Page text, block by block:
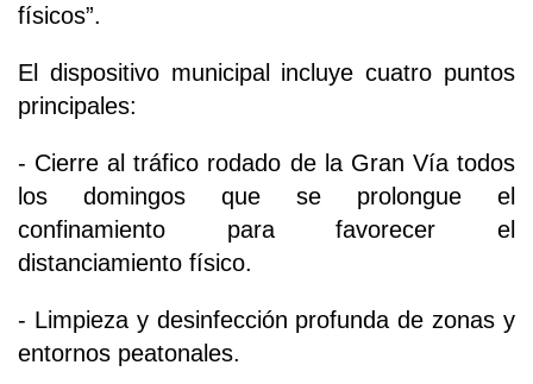
físicos”.
El dispositivo municipal incluye cuatro puntos
principales:
- Cierre al tráfico rodado de la Gran Vía todos
los domingos que se prolongue el
confinamiento para favorecer el
distanciamiento físico.
- Limpieza y desinfección profunda de zonas y
entornos peatonales.